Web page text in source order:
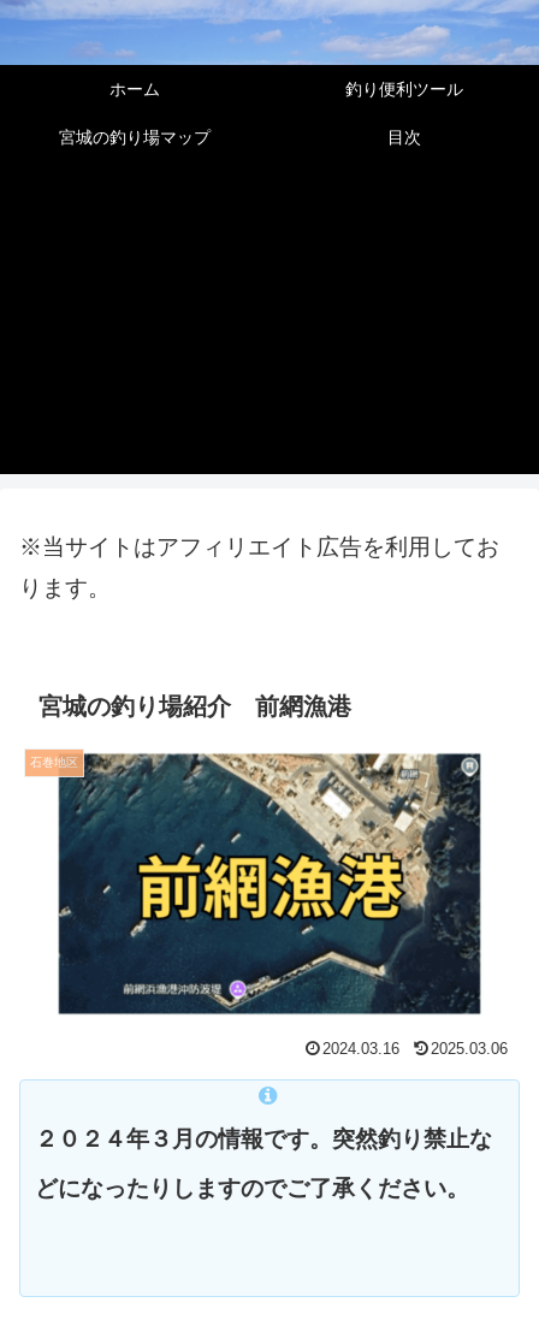
ホーム 釣り便利ツール
宮城の釣り場マップ 目次
※当サイトはアフィリエイト広告を利用してお
ります。
宮城の釣り場紹介 前網漁港
石巻地区
2024.03.16 2025.03.06
２０２４年３月の情報です。突然釣り禁止な
どになったりしますのでご了承ください。